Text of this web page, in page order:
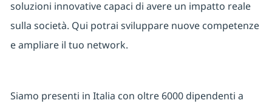
soluzioni innovative capaci di avere un impatto reale
sulla società. Qui potrai sviluppare nuove competenze
e ampliare il tuo network.
Siamo presenti in Italia con oltre 6000 dipendenti a